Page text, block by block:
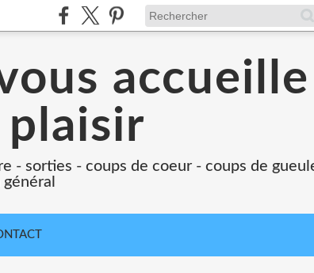
plaisir
- sorties - coups de coeur - coups de